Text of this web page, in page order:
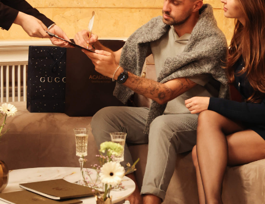
Тысячи гостей
оценили высокий
сервис отелей
academia
ОТЗЫВЫ НА ОТЕЛИ